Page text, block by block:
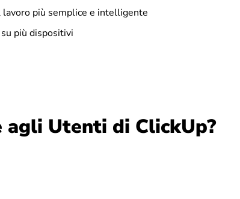
più semplice e intelligente
più dispositivi
agli Utenti di ClickUp?